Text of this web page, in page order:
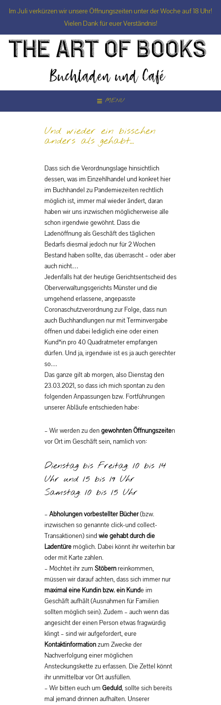
Im Juli verkürzen wir unsere Öffnungszeiten unter der Woche auf 18 Uhr!
Vielen Dank für euer Verständnis!
Skip
MENU
Und wieder ein bisschen
anders als gehabt…
Dass sich die Verordnungslage hinsichtlich
dessen, was im Einzehlhandel und konkret hier
im Buchhandel zu Pandemiezeiten rechtlich
möglich ist, immer mal wieder ändert, daran
haben wir uns inzwischen möglicherweise alle
schon irgendwie gewöhnt. Dass die
Ladenöffnung als Geschäft des täglichen
Bedarfs diesmal jedoch nur für 2 Wochen
Bestand haben sollte, das überrascht – oder aber
auch nicht…
Jedenfalls hat der heutige Gerichtsentscheid des
Oberverwaltungsgerichts Münster und die
umgehend erlassene, angepasste
Coronaschutzverordnung zur Folge, dass nun
auch Buchhandlungen nur mit Terminvergabe
öffnen und dabei lediglich eine oder einen
Kund*in pro 40 Quadratmeter empfangen
dürfen. Und ja, irgendwie ist es ja auch gerechter
so…
Das ganze gilt ab morgen, also Dienstag den
23.03.2021, so dass ich mich spontan zu den
folgenden Anpassungen bzw. Fortführungen
unserer Abläufe entschieden habe:
– Wir werden zu dengewohnten Öffnungszeiten
vor Ort im Geschäft sein, namlich von:
Dienstag bis Freitag: 10 bis 14
Uhr und 15 bis 19 Uhr
Samstag: 10 bis 15 Uhr
– Abholungen vorbestellter Bücher(bzw.
inzwischen so genannte click-und collect-
Transaktionen) sind wie gehabt durch die
Ladentüremöglich. Dabei könnt ihr weiterhin bar
oder mit Karte zahlen.
– Möchtet ihr zum Stöbernreinkommen,
müssen wir darauf achten, dass sich immer nur
maximal eine Kundin bzw. ein Kunde im
Geschäft aufhält (Ausnahmen für Familien
sollten möglich sein). Zudem – auch wenn das
angesicht der einen Person etwas fragwürdig
klingt – sind wir aufgefordert, eure
Kontaktinformationzum Zwecke der
Nachverfolgung einer möglichen
Ansteckungskette zu erfassen. Die Zettel könnt
ihr unmittelbar vor Ort ausfüllen.
– Wir bitten euch um Geduld, sollte sich bereits
mal jemand drinnen aufhalten. Unserer